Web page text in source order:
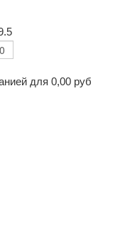
для 0,00 руб